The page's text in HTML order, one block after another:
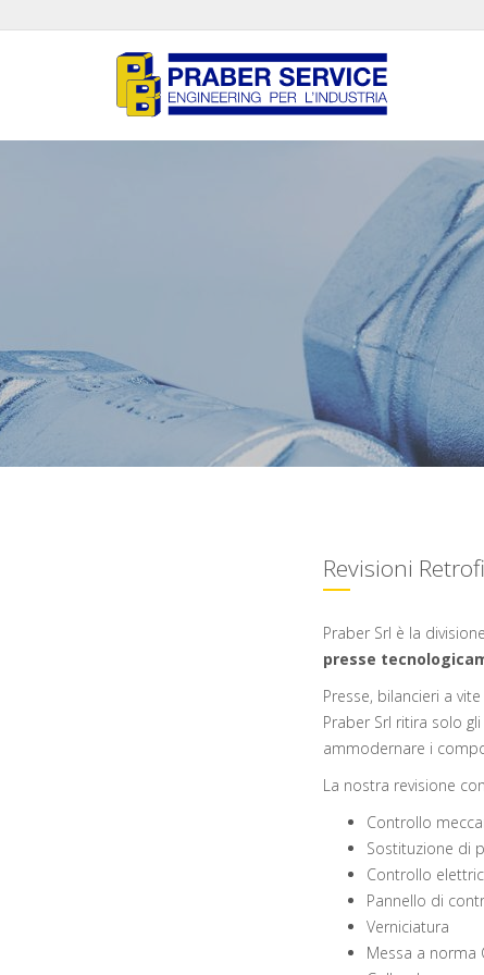
Revisioni
Praber Srl è la
presse
Presse, bilancieri a
Praber Srl ritira solo
ammodernare i
La nostra revisione
Controllo
Sostituzione di
Controllo
Pannello di
Verniciatura
Messa a norma